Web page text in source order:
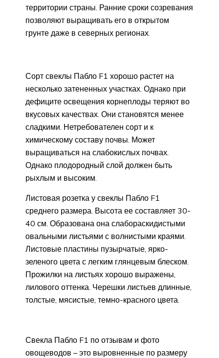
территории страны. Ранние сроки созревания
позволяют выращивать его в открытом
грунте даже в северных регионах.
Сорт свеклы Пабло F1 хорошо растет на
несколько затененных участках. Однако при
дефиците освещения корнеплоды теряют во
вкусовых качествах. Они становятся менее
сладкими. Нетребователен сорт и к
химическому составу почвы. Может
выращиваться на слабокислых почвах.
Однако плодородный слой должен быть
рыхлым и высоким.
Листовая розетка у свеклы Пабло F1
среднего размера. Высота ее составляет 30-
40 см. Образована она слабораскидистыми
овальными листьями с волнистыми краями.
Листовые пластины пузырчатые, ярко-
зеленого цвета с легким глянцевым блеском.
Прожилки на листьях хорошо выражены,
лилового оттенка. Черешки листьев длинные,
толстые, мясистые, темно-красного цвета.
Свекла Пабло F1 по отзывам и фото
овощеводов – это выровненные по размеру